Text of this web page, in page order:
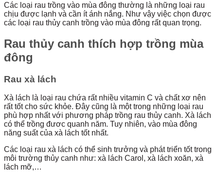
Các loại rau trồng vào mùa đông thường là những loại rau
chịu được lạnh và cần ít ánh nắng. Như vậy việc chọn được
các loại rau thủy canh trồng vào mùa đông rất quan trọng.
Rau thủy canh thích hợp trồng mùa
đông
Rau xà lách
Xà lách là loại rau chứa rất nhiều vitamin C và chất xơ nên
rất tốt cho sức khỏe. Đây cũng là một trong những loại rau
phù hợp nhất với phương pháp trồng rau thủy canh. Xà lách
có thể trồng đươc quanh năm. Tuy nhiên, vào mùa đông
năng suất của xà lách tốt nhất.
Các loại rau xà lách có thể sinh trưởng và phát triển tốt trong
môi trường thủy canh như: xà lách Carol, xà lách xoăn, xà
lách mỡ,…